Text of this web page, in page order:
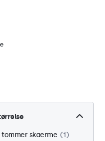
tommer skaerme
1